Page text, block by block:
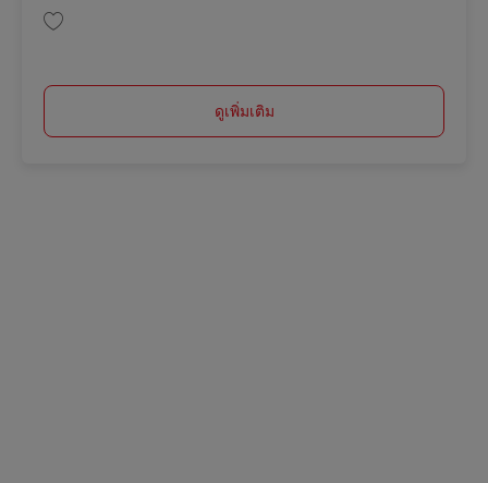
ดูเพิ่มเติม